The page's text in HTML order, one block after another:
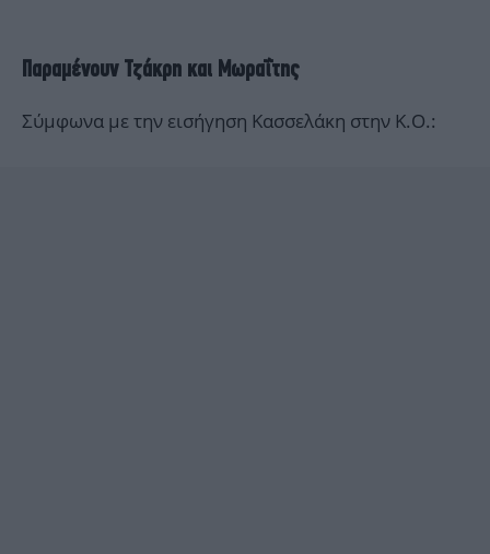
Παραμένουν Τζάκρη και Μωραΐτης
Σύμφωνα με την εισήγηση Κασσελάκη στην Κ.Ο.: